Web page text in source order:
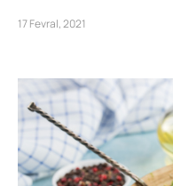
17 Fevral, 2021